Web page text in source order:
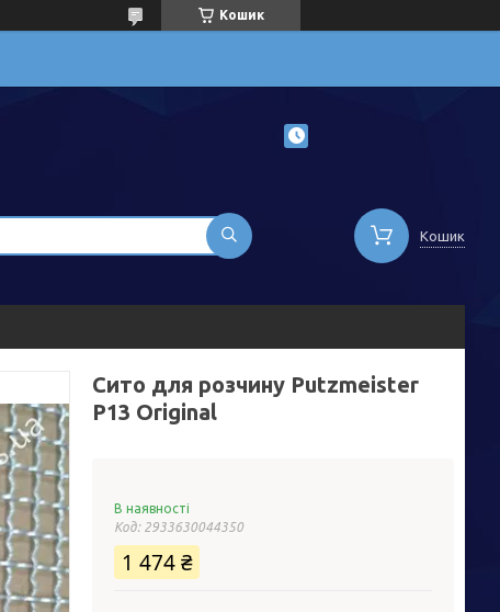
Кошик
Кошик
Сито для розчину Putzmeister
P13 Original
В наявності
Код: 2933630044350
1 474 ₴